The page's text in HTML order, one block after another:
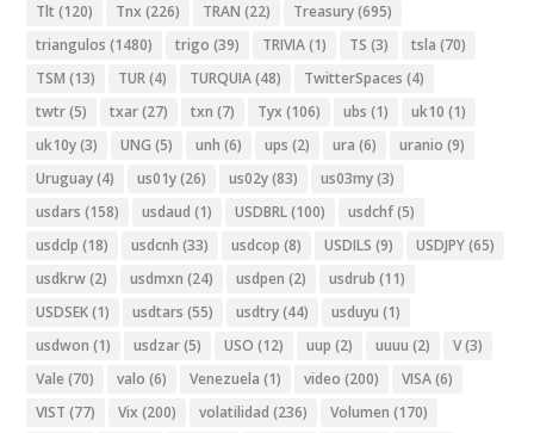
Tlt (120) Tnx (226) TRAN (22) Treasury(695)
triangulos (1480) trigo (39) TRIVIA(1) TS (3) tsla (70)
TSM (13) TUR(4) TURQUIA(48) TwitterSpaces (4)
twtr(5) txar(27) txn (7) Tyx (106) ubs (1) uk10 (1)
uk10y(3) UNG (5) unh (6) ups (2) ura (6) uranio (9)
Uruguay(4) us01y(26) us02y(83) us03my(3)
usdars (158) usdaud (1) USDBRL(100) usdchf(5)
usdclp (18) usdcnh (33) usdcop (8) USDILS (9) USDJPY(65)
usdkrw(2) usdmxn (24) usdpen (2) usdrub (11)
USDSEK(1) usdtars (55) usdtry(44) usduyu (1)
usdwon (1) usdzar(5) USO (12) uup (2) uuuu (2) V(3)
Vale (70) valo (6) Venezuela (1) video (200) VISA(6)
VIST (77) Vix (200) volatilidad (236) Volumen (170)